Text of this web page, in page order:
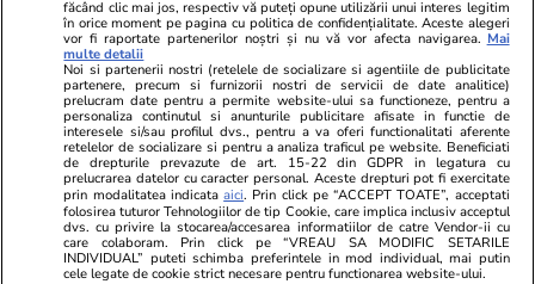
Medicii au stabilit cu ce boală se
confruntă, de fapt, Miruna!
Adolescenta în vârstă de 18 ani
se află în stare gravă, după ce a
contractat o bacterie pe litoral
De ce a
lucru
timp ce era
POLITIC
Politică 31 iul.
făcând clic mai jos, respectiv vă puteți opune utilizării unui interes legitim
în orice moment pe pagina cu politica de confidențialitate. Aceste alegeri
vor fi raportate partenerilor noștri și nu vă vor afecta navigarea. Mai
multe detalii
Noi si partenerii nostri (retelele de socializare si agentiile de publicitate
partenere, precum si furnizorii nostri de servicii de date analitice)
prelucram date pentru a permite website-ului sa functioneze, pentru a
personaliza continutul si anunturile publicitare afisate in functie de
interesele si/sau profilul dvs., pentru a va oferi functionalitati aferente
retelelor de socializare si pentru a analiza traficul pe website. Beneficiati
de drepturile prevazute de art. 15-22 din GDPR in legatura cu
prelucrarea datelor cu caracter personal. Aceste drepturi pot fi exercitate
prin modalitatea indicataaici. Prin click pe “ACCEPT TOATE”, acceptati
folosirea tuturor Tehnologiilor de tip Cookie, care implica inclusiv acceptul
dvs. cu privire la stocarea/accesarea informatiilor de catre Vendor-ii cu
care colaboram. Prin click pe “VREAU SA MODIFIC SETARILE
INDIVIDUAL” puteti schimba preferintele in mod individual, mai putin
cele legate de cookie strict necesare pentru functionarea website-ului.